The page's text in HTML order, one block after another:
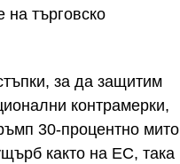
на търговско
за да защитим
контрамерки,
30-процентно мито
както на ЕС, така